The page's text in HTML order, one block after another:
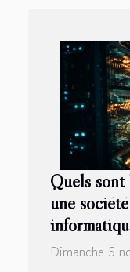
Quels sont
une
Dimanche 5